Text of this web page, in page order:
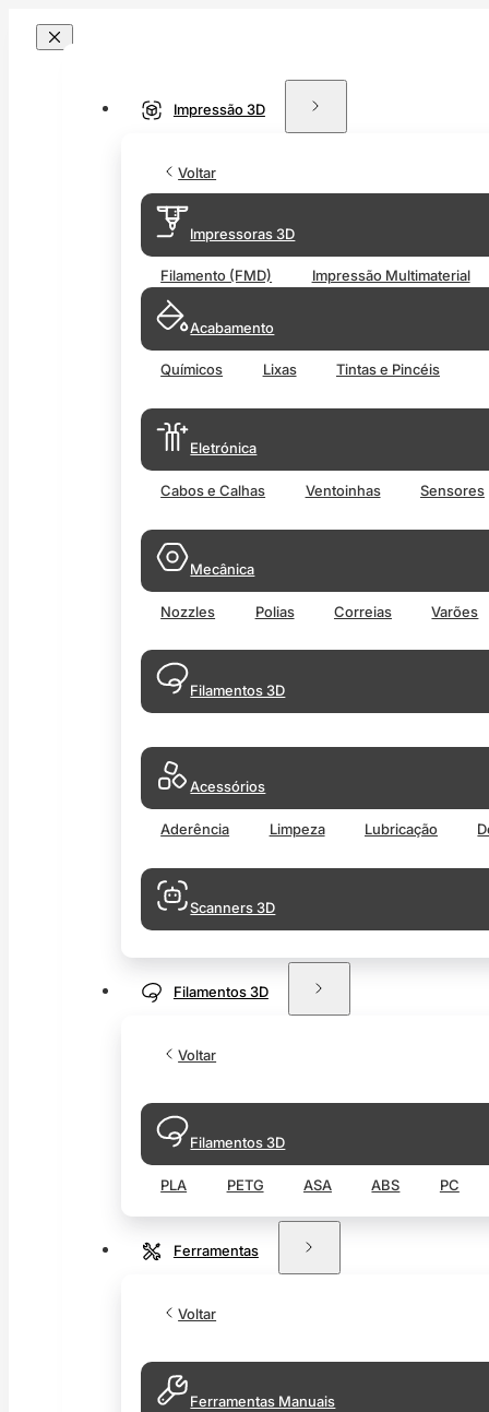
Impressão 3D
Voltar
Impressoras 3D
Filamento (FMD) Impressão Multimaterial
Acabamento
Químicos Lixas Tintas e Pincéis
Eletrónica
Cabos e Calhas Ventoinhas Sensores
Mecânica
Nozzles Polias Correias Varões
Filamentos 3D
Acessórios
Aderência Limpeza Lubricação
Scanners 3D
Filamentos 3D
Voltar
Filamentos 3D
PLA PETG ASA ABS PC
Ferramentas
Voltar
Ferramentas Manuais